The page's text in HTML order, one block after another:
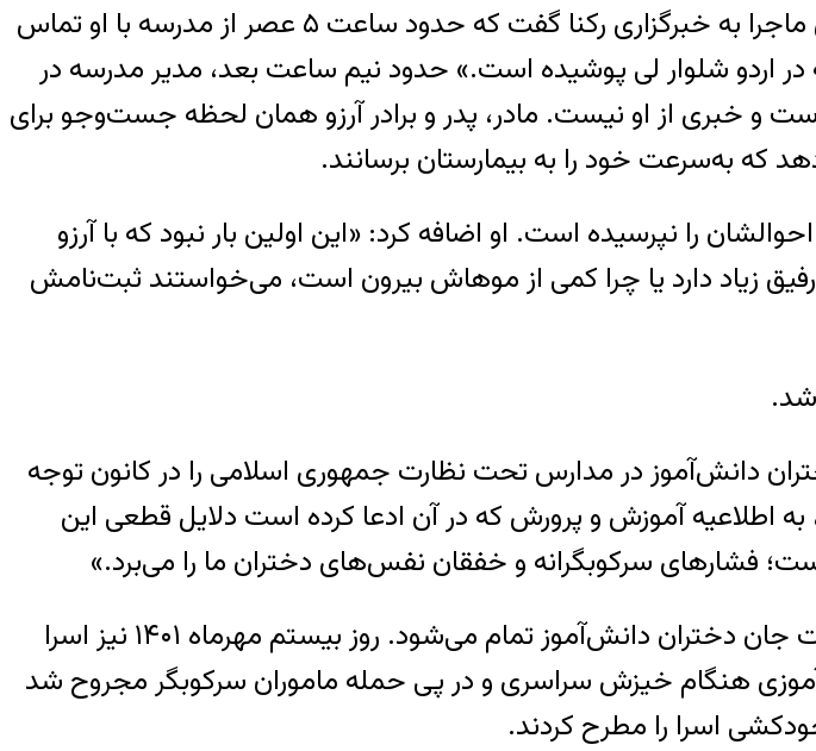
پدر آرزو خاوری که حالا از مدیران مدرسه شکایت کرده است، در شرح این ماجرا به خبرگزاری رکنا گفت که حدود ساعت ۵ عصر از مدرسه با او تماس
در اردو شلوار لی پوشیده است.» حدود نیم ساعت بعد، مدیر مدرسه در
و خبری از او نیست. مادر، پدر و برادر آرزو همان لحظه جست‌وجو برای
که به‌سرعت خود را به بیمارستان برسانند.
را نپرسیده‌ است. او اضافه کرد: «این اولین بار نبود که با آرزو
زیاد دارد یا چرا کمی از موهاش بیرون است، می‌خواستند ثبت‌نامش
شد.
دانش‌آموز در مدارس تحت نظارت جمهوری اسلامی را در کانون توجه
اطلاعیه آموزش‌ و پرورش که در آن ادعا کرده است دلایل قطعی این
سرکوبگرانه و خفقان نفس‌های دختران ما را می‌برد.»
این نخستین‌ بار نیست که اعمال حجاب اجباری در مدارس ایران به قیمت جان دختران دانش‌آموز تمام می‌شود. روز بیستم مهرماه ۱۴۰۱ نیز اسرا
هنگام خیزش سراسری و در پی حمله ماموران سرکوبگر مجروح شد
اسرا را مطرح کردند.